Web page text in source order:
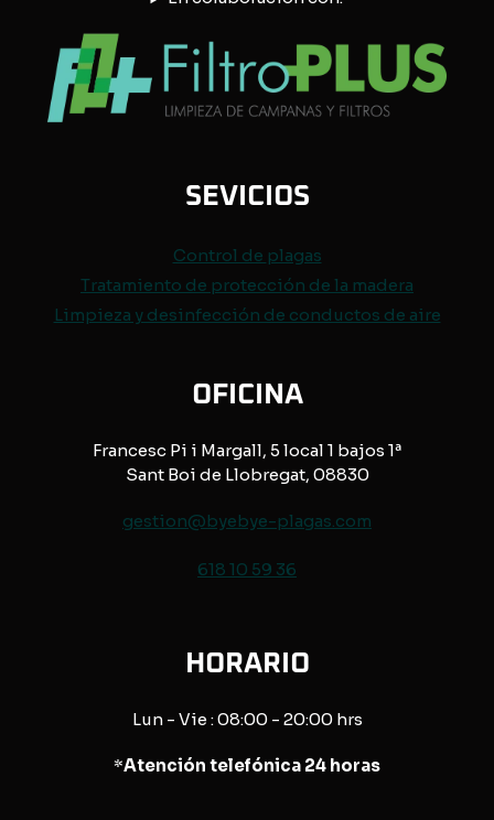
SEVICIOS
Control de plagas
Tratamiento de protección de la madera
Limpieza y desinfección de conductos de aire
OFICINA
Francesc Pi i Margall, 5 local 1 bajos 1ª
Sant Boi de Llobregat, 08830
gestion@byebye-plagas.com
618 10 59 36
HORARIO
Lun - Vie : 08:00 - 20:00 hrs
*Atención telefónica 24 horas